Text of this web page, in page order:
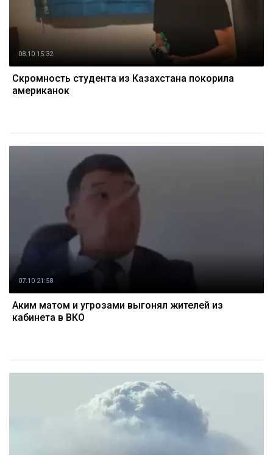
08.10 15:32
Скромность студента из Казахстана покорила
американок
07.10 21:58
Аким матом и угрозами выгонял жителей из
кабинета в ВКО